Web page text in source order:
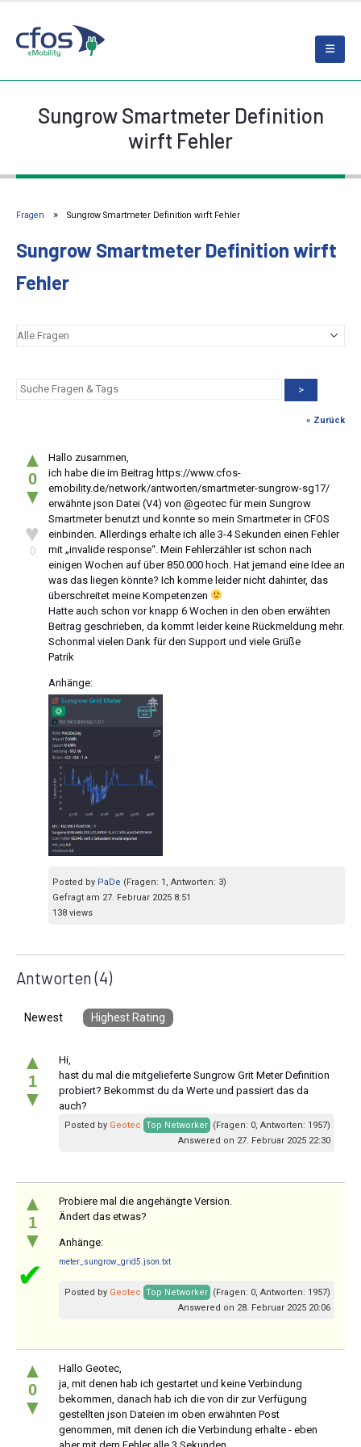
Sungrow Smartmeter Definition
wirft Fehler
Fragen Sungrow Smartmeter Definition wirft Fehler
Sungrow Smartmeter Definition wirft
Fehler
>
« Zurück
▲
0
▼
♥
0
Hallo zusammen,
ich habe die im Beitrag https://www.cfos-
emobility.de/network/antworten/smartmeter-sungrow-sg17/
erwähnte json Datei (V4) von @geotec für mein Sungrow
Smartmeter benutzt und konnte so mein Smartmeter in CFOS
einbinden. Allerdings erhalte ich alle 3-4 Sekunden einen Fehler
mit „invalide response“. Mein Fehlerzähler ist schon nach
einigen Wochen auf über 850.000 hoch. Hat jemand eine Idee an
was das liegen könnte? Ich komme leider nicht dahinter, das
überschreitet meine Kompetenzen
Hatte auch schon vor knapp 6 Wochen in den oben erwähten
Beitrag geschrieben, da kommt leider keine Rückmeldung mehr.
Schonmal vielen Dank für den Support und viele Grüße
Patrik
Anhänge:
Posted by PaDe (Fragen: 1, Antworten: 3)
Gefragt am 27. Februar 2025 8:51
138 views
Antworten(4)
Newest Highest Rating
▲
1
▼
Hi,
hast du mal die mitgelieferte Sungrow Grit Meter Definition
probiert? Bekommst du da Werte und passiert das da
auch?
Posted by Geotec Top Networker (Fragen: 0, Antworten: 1957)
Answered on 27. Februar 2025 22:30
▲
1
▼
✔
Probiere mal die angehängte Version.
Ändert das etwas?
Anhänge:
meter_sungrow_grid5.json.txt
Posted by Geotec Top Networker (Fragen: 0, Antworten: 1957)
Answered on 28. Februar 2025 20:06
▲
0
▼
Hallo Geotec,
ja, mit denen hab ich gestartet und keine Verbindung
bekommen, danach hab ich die von dir zur Verfügung
gestellten json Dateien im oben erwähnten Post
genommen, mit denen ich die Verbindung erhalte - eben